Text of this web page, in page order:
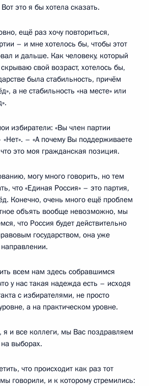
это я бы хотела сказать.
ещё раз хочу повториться,
– и мне хотелось бы, чтобы этот
и дальше. Как человеку, который
свой возраст, хотелось бы,
была стабильность, причём
а не стабильность «на месте» или
избиратели: «Вы член партии
«Нет». – «А почему Вы поддерживаете
это моя гражданская позиция.
могу много говорить, но тем
что «Единая Россия» – это партия,
Конечно, очень много ещё проблем
объять вообще невозможно, мы
что Россия будет действительно
государством, она уже
всем нам здесь собравшимся
у нас такая надежда есть – исходя
с избирателями, не просто
а на практическом уровне.
я и все коллеги, мы Вас поздравляем
выборах.
что происходит как раз тот
говорили, и к которому стремились: